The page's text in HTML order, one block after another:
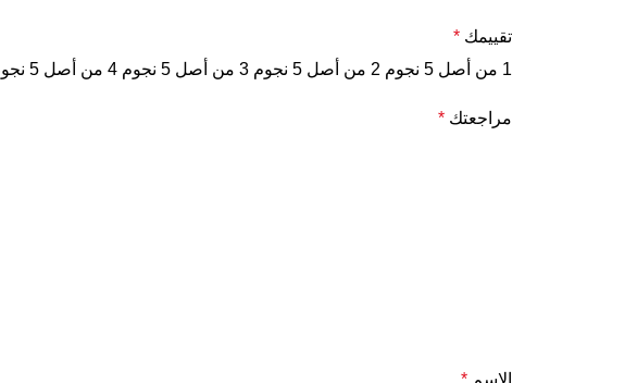
تقييمك*
1 من أصل 5 نجوم
2 من أصل 5 نجوم 3 من أصل 5 نجوم 4 من أصل 5 نجوم
مراجعتك*